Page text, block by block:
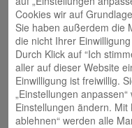
Cookies wir auf
Sie haben außerdem die
die nicht Ihrer
Durch Klick auf “Ich
aller auf dieser Website
Einwilligung ist freiwillig.
„Einstellungen
Einstellungen ändern. Mit
ablehnen“ werden alle